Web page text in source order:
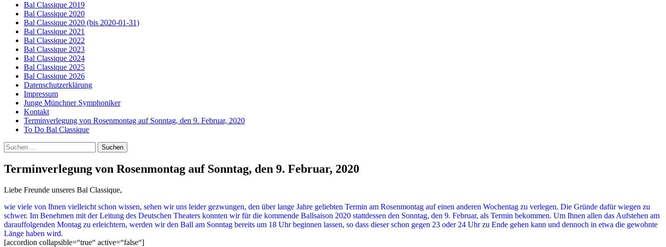
Bal Classique 2019
Bal Classique 2020
Bal Classique 2020 (bis 2020-01-31)
Bal Classique 2021
Bal Classique 2022
Bal Classique 2023
Bal Classique 2024
Bal Classique 2025
Bal Classique 2026
Datenschutzerklärung
Impressum
Junge Münchner Symphoniker
Kontakt
Terminverlegung von Rosenmontag auf Sonntag, den 9. Februar, 2020
To Do Bal Classique
Suchen
nach:
Terminverlegung von Rosenmontag auf Sonntag, den 9. Februar, 2020
Liebe Freunde unseres Bal Classique,
wie viele von Ihnen vielleicht schon wissen, sehen wir uns leider gezwungen, den über lange Jahre geliebten Termin am Rosenmontag auf einen anderen Wochentag zu verlegen. Die Gründe dafür wiegen zu
schwer. Im Benehmen mit der Leitung des Deutschen Theaters konnten wir für die kommende Ballsaison 2020 stattdessen den Sonntag, den 9. Februar, als Termin bekommen. Um Ihnen allen das Aufstehen am
darauffolgenden Montag zu erleichtern, werden wir den Ball am Sonntag bereits um 18 Uhr beginnen lassen, so dass dieser schon gegen 23 oder 24 Uhr zu Ende gehen kann und dennoch in etwa die gewohnte
Länge haben wird.
[accordion collapsible=“true“ active=“false“]